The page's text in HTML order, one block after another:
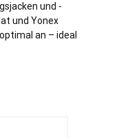
und -
und Yonex
an – ideal